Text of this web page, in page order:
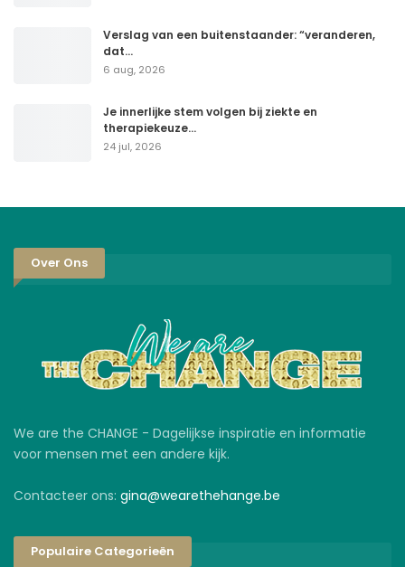
Verslag van een buitenstaander: “veranderen,
dat…
6 aug, 2026
Je innerlijke stem volgen bij ziekte en
therapiekeuze…
24 jul, 2026
Over Ons
We are the CHANGE - Dagelijkse inspiratie en informatie
voor mensen met een andere kijk.
Contacteer ons: gina@wearethehange.be
Populaire Categorieën